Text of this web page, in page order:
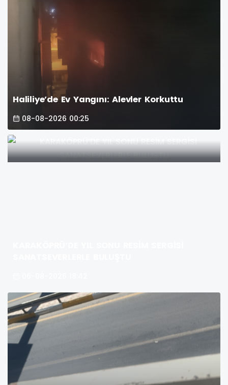
Haliliye’de Ev Yangını: Alevler Korkuttu
08-08-2026 00:25